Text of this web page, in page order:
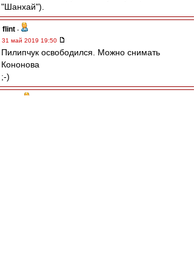
"Шанхай").
flint -
31 май 2019 19:50
Пилипчук освободился. Можно снимать
Кононова
;-)